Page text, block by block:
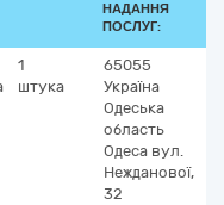
НАДАННЯ
ПОСЛУГ:
1
штука
65055
Україна
Одеська
область
Одеса вул.
Нежданової,
32